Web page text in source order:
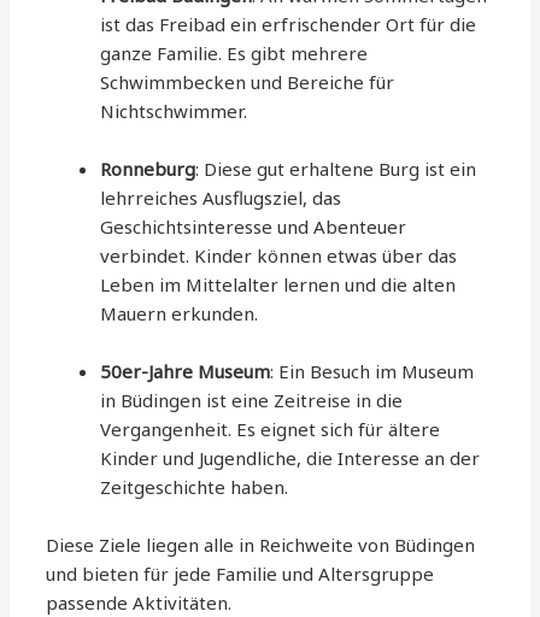
ist das Freibad ein erfrischender Ort für die
ganze Familie. Es gibt mehrere
Schwimmbecken und Bereiche für
Nichtschwimmer.
Ronneburg: Diese gut erhaltene Burg ist ein
lehrreiches Ausflugsziel, das
Geschichtsinteresse und Abenteuer
verbindet. Kinder können etwas über das
Leben im Mittelalter lernen und die alten
Mauern erkunden.
50er-Jahre Museum: Ein Besuch im Museum
in Büdingen ist eine Zeitreise in die
Vergangenheit. Es eignet sich für ältere
Kinder und Jugendliche, die Interesse an der
Zeitgeschichte haben.
Diese Ziele liegen alle in Reichweite von Büdingen
und bieten für jede Familie und Altersgruppe
passende Aktivitäten.